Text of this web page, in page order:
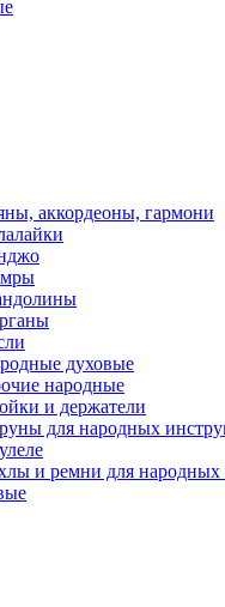
аккордеоны, гармони
духовые
народные
и держатели
для народных
и ремни для народных